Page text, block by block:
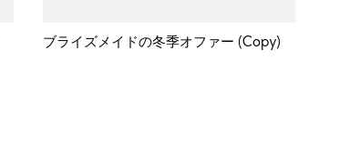
ブライズメイドの冬季オファー (Copy)